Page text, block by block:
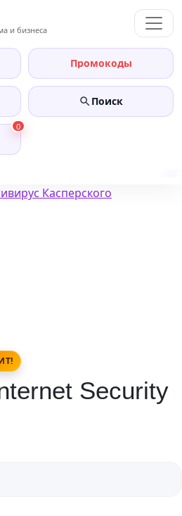
и бизнеса
Промокоды
Поиск
0
Касперского
Security
4 990 ₽.